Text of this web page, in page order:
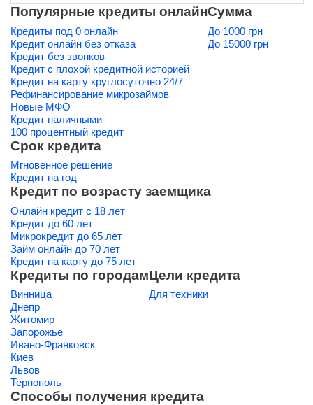
Популярные кредиты онлайн
Кредиты под 0 онлайн
Кредит онлайн без отказа
Кредит без звонков
Кредит с плохой кредитной историей
Кредит на карту круглосуточно 24/7
Рефинансирование микрозаймов
Новые МФО
Кредит наличными
100 процентный кредит
Сумма
До 1000 грн
До 15000 грн
Срок кредита
Мгновенное решение
Кредит на год
Кредит по возрасту заемщика
Онлайн кредит с 18 лет
Кредит до 60 лет
Микрокредит до 65 лет
Займ онлайн до 70 лет
Кредит на карту до 75 лет
Кредиты по городам
Винница
Днепр
Житомир
Запорожье
Ивано-Франковск
Киев
Львов
Тернополь
Цели кредита
Для техники
Способы получения кредита